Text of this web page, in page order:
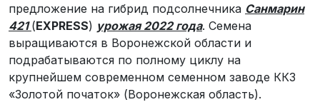
предложение на гибрид подсолнечника Санмарин
421(EXPRESS) урожая 2022 года. Семена
выращиваются в Воронежской области и
подрабатываются по полному циклу на
крупнейшем современном семенном заводе ККЗ
«Золотой початок» (Воронежская область).